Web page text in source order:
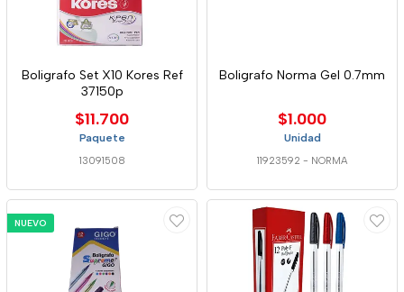
Boligrafo Set X10 Kores Ref
37150p
$11.700
Paquete
13091508
Boligrafo Norma Gel 0.7mm
$1.000
Unidad
11923592 - NORMA
NUEVO